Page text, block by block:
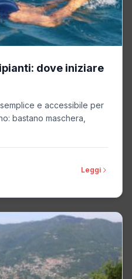
dove iniziare
e accessibile per
bastano maschera,
Leggi